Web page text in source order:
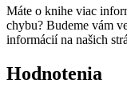
Máte o knihe viac
chybu? Budeme vám
informácií na našich
Hodnotenia